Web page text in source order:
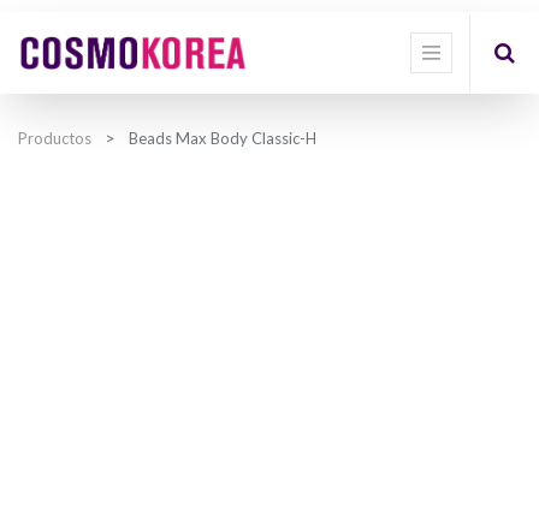
Productos Beads Max Body Classic-H